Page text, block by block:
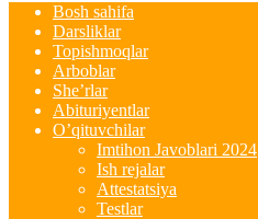
Bosh sahifa
Darsliklar
Topishmoqlar
Arboblar
She’rlar
Abituriyentlar
O’qituvchilar
Imtihon Javoblari 2024
Ish rejalar
Attestatsiya
Testlar